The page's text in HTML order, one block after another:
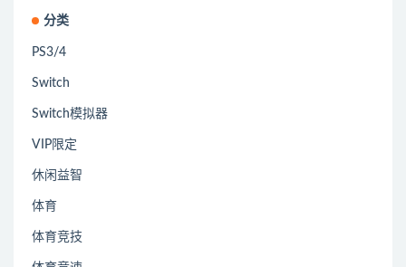
分类
PS3/4
Switch
Switch模拟器
VIP限定
休闲益智
体育
体育竞技